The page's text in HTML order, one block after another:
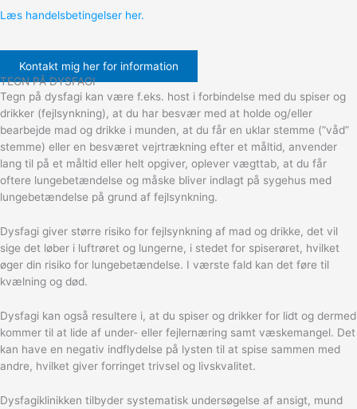
Læs handelsbetingelser her.
Kontakt mig her for information
TEGN PÅ DYSFAGI
Tegn på dysfagi kan være f.eks. host i forbindelse med du spiser og
drikker (fejlsynkning), at du har besvær med at holde og/eller
bearbejde mad og drikke i munden, at du får en uklar stemme (”våd”
stemme) eller en besværet vejrtrækning efter et måltid, anvender
lang til på et måltid eller helt opgiver, oplever vægttab, at du får
oftere lungebetændelse og måske bliver indlagt på sygehus med
lungebetændelse på grund af fejlsynkning.
Dysfagi giver større risiko for fejlsynkning af mad og drikke, det vil
sige det løber i luftrøret og lungerne, i stedet for spiserøret, hvilket
øger din risiko for lungebetændelse. I værste fald kan det føre til
kvælning og død.
Dysfagi kan også resultere i, at du spiser og drikker for lidt og dermed
kommer til at lide af under- eller fejlernæring samt væskemangel. Det
kan have en negativ indflydelse på lysten til at spise sammen med
andre, hvilket giver forringet trivsel og livskvalitet.
Dysfagiklinikken tilbyder systematisk undersøgelse af ansigt, mund